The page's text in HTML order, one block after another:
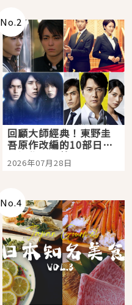
No.2
回顧大師經典！東野圭
吾原作改編的10部日本
影視作品推薦
2026年07月28日
No.4